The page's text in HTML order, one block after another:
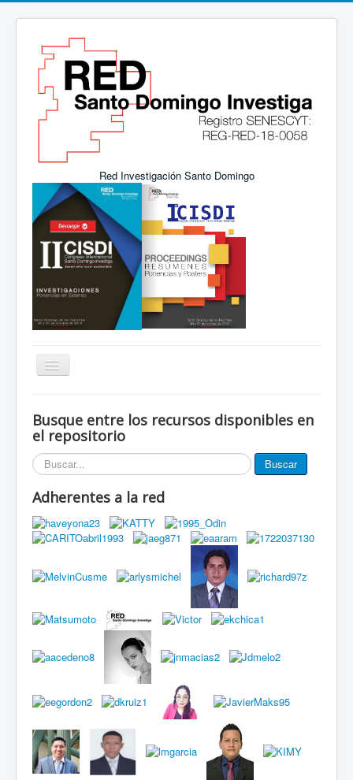
Red Investigación Santo Domingo
Alternar
Eventos
Miembros de la red
Documentos
Busque entre los recursos disponibles en
el repositorio
Buscar... Buscar
Adherentes a la red